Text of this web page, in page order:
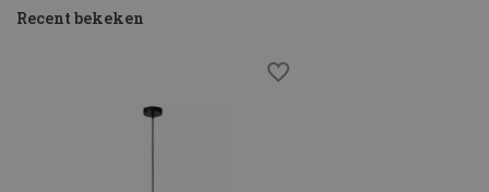
Recent bekeken